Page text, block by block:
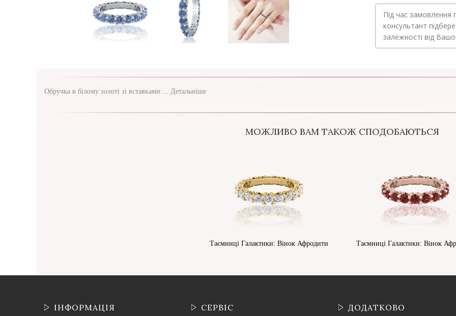
Під час замовлення
консультант
залежності від
Обручка в білому золоті зі вставками:... Детальніше
МОЖЛИВО ВАМ ТАКОЖ СПОДОБАЮТЬСЯ
Таємниці Галактики: Вінок Афродити Таємниці Галактики: Вінок
ІНФОРМАЦІЯ СЕРВІС ДОДАТКОВО